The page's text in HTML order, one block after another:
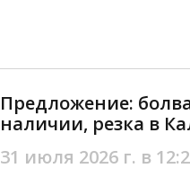
Предложение:
наличии, резка в
31 июля 2026 г. в